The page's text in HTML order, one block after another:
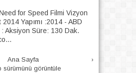
for Speed Filmi Vizyon
Yapımı :2014 - ABD
Aksiyon Süre: 130 Dak.
›
Ana Sayfa
sürümünü görüntüle